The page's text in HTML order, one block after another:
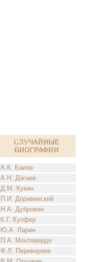
Случайные
биографии
А.К. Баиов
А.Н. Дагаев
Д.М. Кукин
П.И. Доривенский
Н.А. Дубровин
К.Г. Купфер
Ю.А. Ларин
П.А. Монтеверде
Ф.Л. Переверзев